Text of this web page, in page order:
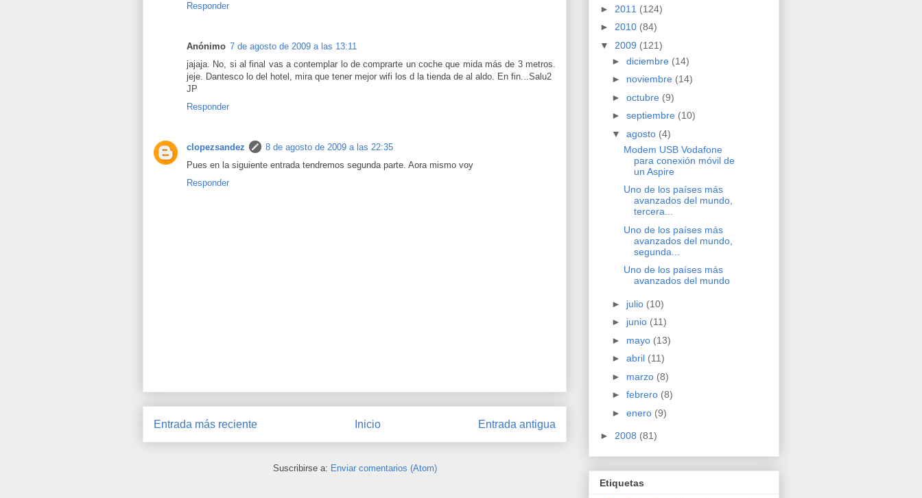
Responder
Anónimo 7 de agosto de 2009 a las 13:11
jajaja. No, si al final vas a contemplar lo de comprarte un coche que mida más de 3 metros.
jeje. Dantesco lo del hotel, mira que tener mejor wifi los d la tienda de al aldo. En fin...Salu2
JP
Responder
clopezsandez
8 de agosto de 2009 a las 22:35
Pues en la siguiente entrada tendremos segunda parte. Aora mismo voy
Responder
Entrada más reciente Entrada antigua
Inicio
Suscribirse a: Enviar comentarios (Atom)
► 2011 (124)
► 2010 (84)
▼ 2009 (121)
► diciembre (14)
► noviembre (14)
► octubre (9)
► septiembre (10)
▼ agosto (4)
Modem USB Vodafone
para conexión móvil de
un Aspire
Uno de los países más
avanzados del mundo,
tercera...
Uno de los países más
avanzados del mundo,
segunda...
Uno de los países más
avanzados del mundo
► julio (10)
► junio (11)
► mayo (13)
► abril (11)
► marzo (8)
► febrero (8)
► enero (9)
► 2008 (81)
Etiquetas